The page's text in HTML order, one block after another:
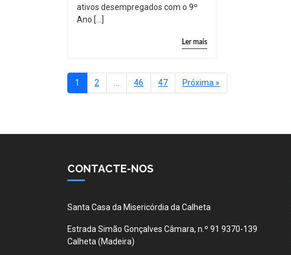
ativos desempregados com o 9º
Ano […]
Ler mais
1 2 46 47 Próxima »
CONTACTE-NOS
Santa Casa da Misericórdia da Calheta
Estrada Simão Gonçalves Câmara, n.º 91 9370-139
Calheta (Madeira)